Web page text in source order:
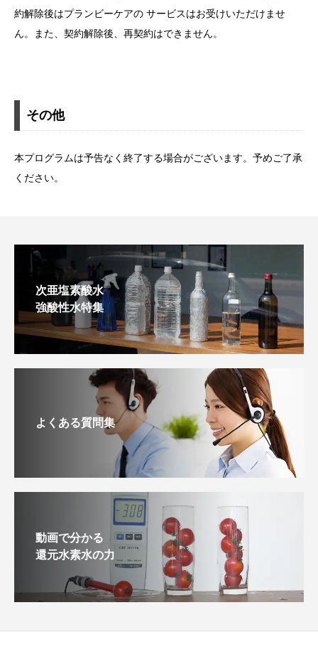
約解除後はプランビーケアの サービスはお受けいただけませ
ん。また、契約解除後、再契約はできません。
その他
本プログラムは予告なく終了する場合がございます。予めご了承
ください。
次亜塩素酸水
強酸性水特集
よくある質問集
動画で分かる
還元水素水の力